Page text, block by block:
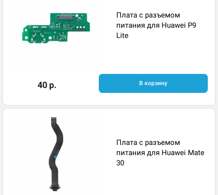
Плата с разъемом
питания для Huawei P9
Lite
40 р. В корзину
Плата с разъемом
питания для Huawei Mate
30